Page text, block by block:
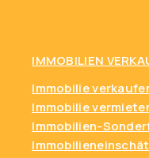
IMMOBILIEN
Immobilie
Immobilie
Immobilien-